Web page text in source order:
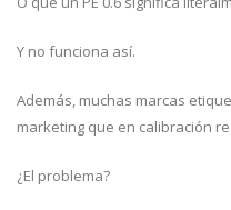
Y no funciona así.
Además, muchas marcas
marketing que en calibración
¿El problema?